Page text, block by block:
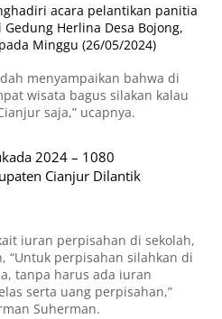
acara pelantikan panitia
Herlina Desa Bojong,
Minggu (26/05/2024)
menyampaikan bahwa di
wisata bagus silakan kalau
saja,” ucapnya.
2024 – 1080
Cianjur Dilantik
iuran perpisahan di sekolah,
“Untuk perpisahan silahkan di
tanpa harus ada iuran
serta uang perpisahan,”
Suherman.